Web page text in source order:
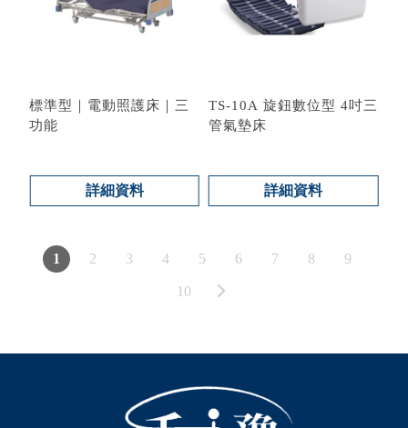
標準型｜電動照護床｜三
功能
詳細資料
TS-10A 旋鈕數位型 4吋三
管氣墊床
詳細資料
1 2 3 4 5 6 7 8 9
10